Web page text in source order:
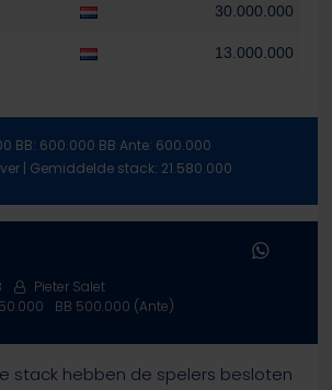
30.000.000
13.000.000
BB: 600.000 BB Ante: 600.000
| Gemiddelde stack: 21.580.000
Pieter Salet
BB 500.000 (Ante)
stack hebben de spelers besloten